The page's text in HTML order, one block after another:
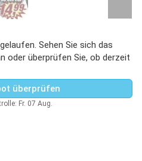
Sehen Sie sich das
oder überprüfen Sie, ob derzeit
überprüfen
Fr. 07 Aug.